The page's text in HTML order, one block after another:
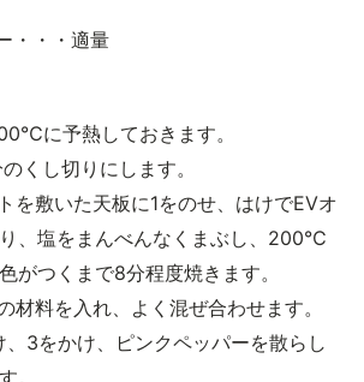
・・・適量
に予熱しておきます。
くし切りにします。
を敷いた天板に1をのせ、はけでEVオ
、塩をまんべんなくまぶし、200℃
がつくまで8分程度焼きます。
材料を入れ、よく混ぜ合わせます。
3をかけ、ピンクペッパーを散らし
。